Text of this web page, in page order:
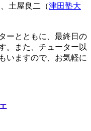
土屋良二（津田塾大
ーとともに、最終日の
。また、チューター以
いますので、お気軽に